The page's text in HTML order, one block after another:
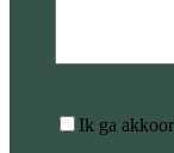
Ik ga